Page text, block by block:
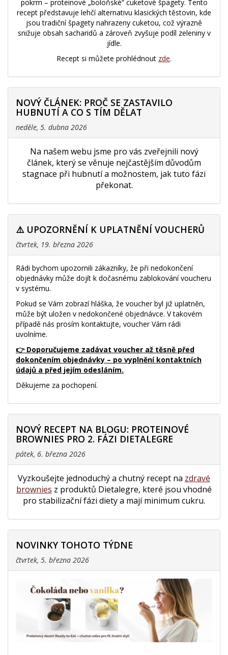
pokrm – proteinové „boloňské“ cuketové špagety. Tento
recept představuje lehčí alternativu klasických těstovin, kde
jsou tradiční špagety nahrazeny cuketou, což výrazně
snižuje obsah sacharidů a zároveň zvyšuje podíl zeleniny v
jídle.
Recept si můžete prohlédnout zde.
NOVÝ ČLÁNEK: PROČ SE ZASTAVILO
HUBNUTÍ A CO S TÍM DĚLAT
neděle, 5. dubna 2026
Na našem webu jsme pro vás zveřejnili nový
článek, který se věnuje nejčastějším důvodům
stagnace při hubnutí a možnostem, jak tuto fázi
překonat.
⚠️ UPOZORNĚNÍ K UPLATNĚNÍ VOUCHERŮ
čtvrtek, 19. března 2026
Rádi bychom upozornili zákazníky, že při nedokončení
objednávky může dojít k dočasnému zablokování voucheru
v systému.
Pokud se Vám zobrazí hláška, že voucher byl již uplatněn,
může být uložen v nedokončené objednávce. V takovém
případě nás prosím kontaktujte, voucher Vám rádi
uvolníme.
👉 Doporučujeme zadávat voucher až těsně před
dokončením objednávky – po vyplnění kontaktních
údajů a před jejím odesláním.
Děkujeme za pochopení.
NOVÝ RECEPT NA BLOGU: PROTEINOVÉ
BROWNIES PRO 2. FÁZI DIETALEGRE
pátek, 6. března 2026
Vyzkoušejte jednoduchý a chutný recept na zdravé
brownies z produktů Dietalegre, které jsou vhodné
pro stabilizační fázi diety a mají minimum cukru.
NOVINKY TOHOTO TÝDNE
čtvrtek, 5. března 2026